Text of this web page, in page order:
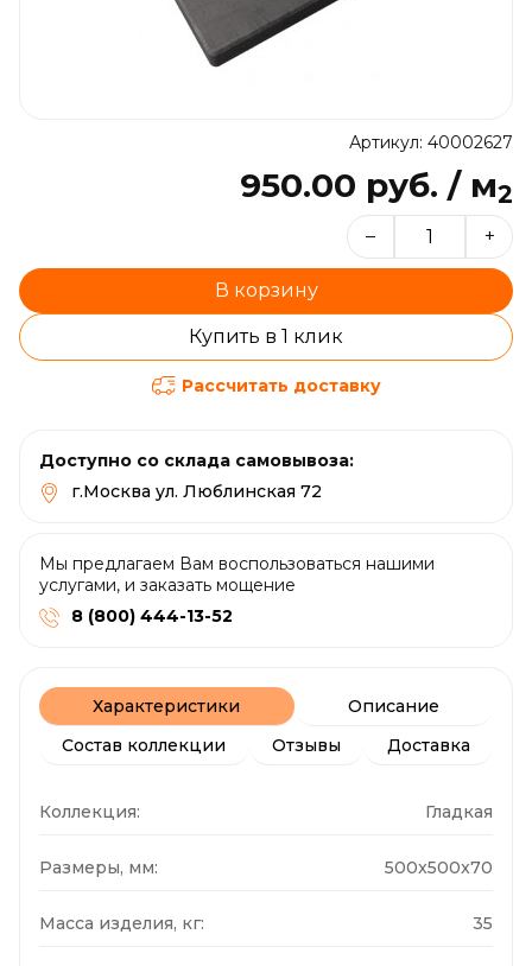
Артикул: 40002627
950.00 руб. / м2
– +
В корзину
Купить в 1 клик
Рассчитать доставку
Доступно со склада самовывоза:
г.Москва ул. Люблинская 72
Мы предлагаем Вам воспользоваться нашими
услугами, и заказать мощение
8 (800) 444-13-52
Характеристики
Описание
Состав коллекции
Отзывы Доставка
Коллекция: Гладкая
Размеры, мм: 500x500x70
Масса изделия, кг: 35